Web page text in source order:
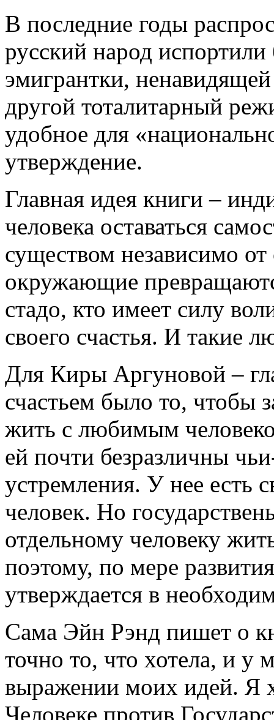
В последние годы
русский народ
эмигрантки,
другой тоталитарный
удобное для
утверждение.
Главная идея книги –
человека оставаться
существом независимо от
окружающие
стадо, кто имеет силу
своего счастья. И такие
Для Киры Аргуновой –
счастьем было то, чтобы
жить с любимым
ей почти безразличны
устремления. У нее есть
человек. Но
отдельному человеку
поэтому, по мере
утверждается в
Сама Эйн Рэнд пишет о
точно то, что хотела, и у
выражении моих идей. Я
Человеке против